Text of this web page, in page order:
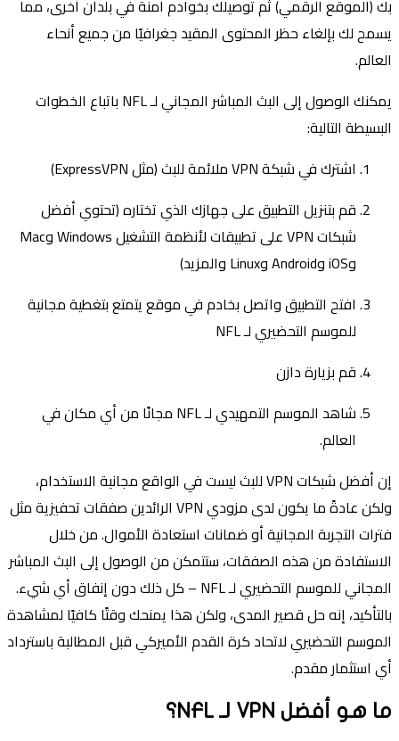
بك (الموقع الرقمي) ثم توصيلك بخوادم آمنة في بلدان أخرى، مما
يسمح لك بإلغاء حظر المحتوى المقيد جغرافيًا من جميع أنحاء
العالم.
يمكنك الوصول إلى البث المباشر المجاني لـ NFL باتباع الخطوات
البسيطة التالية:
اشترك في شبكة VPN ملائمة للبث (مثل ExpressVPN)
قم بتنزيل التطبيق على جهازك الذي تختاره (تحتوي أفضل
شبكات VPN على تطبيقات لأنظمة التشغيل Windows وMac
وiOS وAndroid وLinux والمزيد)
افتح التطبيق واتصل بخادم في موقع يتمتع بتغطية مجانية
للموسم التحضيري لـ NFL
قم بزيارة دازن
شاهد الموسم التمهيدي لـ NFL مجانًا من أي مكان في
العالم.
إن أفضل شبكات VPN للبث ليست في الواقع مجانية الاستخدام،
ولكن عادةً ما يكون لدى مزودي VPN الرائدين صفقات تحفيزية مثل
فترات التجربة المجانية أو ضمانات استعادة الأموال. من خلال
الاستفادة من هذه الصفقات، ستتمكن من الوصول إلى البث المباشر
المجاني للموسم التحضيري لـ NFL – كل ذلك دون إنفاق أي شيء.
بالتأكيد، إنه حل قصير المدى، ولكن هذا يمنحك وقتًا كافيًا لمشاهدة
الموسم التحضيري لاتحاد كرة القدم الأميركي قبل المطالبة باسترداد
أي استثمار مقدم.
ما هو أفضل VPN لـ NFL؟